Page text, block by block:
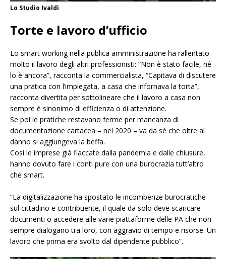
Lo Studio Ivaldi
Torte e lavoro d’ufficio
Lo smart working nella publica amministrazione ha rallentato
molto il lavoro degli altri professionisti: “Non è stato facile, né
lo è ancora”, racconta la commercialista, “Capitava di discutere
una pratica con l’impiegata, a casa che infornava la torta”,
racconta divertita per sottolineare che il lavoro a casa non
sempre è sinonimo di efficienza o di attenzione.
Se poi le pratiche restavano ferme per mancanza di
documentazione cartacea – nel 2020 – va da sé che oltre al
danno si aggiungeva la beffa.
Così le imprese già fiaccate dalla pandemia e dalle chiusure,
hanno dovuto fare i conti pure con una burocrazia tutt’altro
che smart.
“La digitalizzazione ha spostato le incombenze burocratiche
sul cittadino e contribuente, il quale da solo deve scaricare
documenti o accedere alle varie piattaforme delle PA che non
sempre dialogano tra loro, con aggravio di tempo e risorse. Un
lavoro che prima era svolto dal dipendente pubblico”.